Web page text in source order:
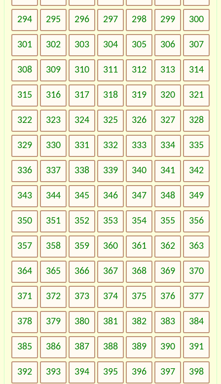
294 295 296 297 298 299 300
301 302 303 304 305 306 307
308 309 310 311 312 313 314
315 316 317 318 319 320 321
322 323 324 325 326 327 328
329 330 331 332 333 334 335
336 337 338 339 340 341 342
343 344 345 346 347 348 349
350 351 352 353 354 355 356
357 358 359 360 361 362 363
364 365 366 367 368 369 370
371 372 373 374 375 376 377
378 379 380 381 382 383 384
385 386 387 388 389 390 391
392 393 394 395 396 397 398